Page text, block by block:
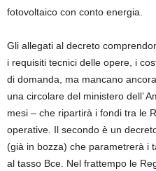
fotovol­taico con conto energia.
Gli allegati al decreto
i requisiti tecnici del­le opere, i
di domanda, ma mancano
una circolare del ministero dell’
mesi – che ripartirà i fondi tra le
operative. Il secondo è un
(già in bozza) che parame­trerà i
al tasso Bce. Nel frattempo le